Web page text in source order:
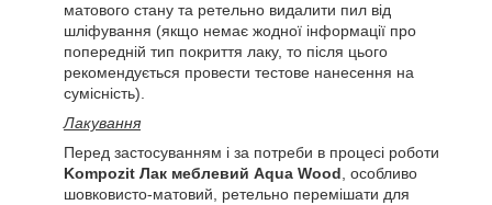
матового стану та ретельно видалити пил від
шліфування (якщо немає жодної інформації про
попередній тип покриття лаку, то після цього
рекомендується провести тестове нанесення на
сумісність).
Лакування
Перед застосуванням і за потреби в процесі роботи
Kompozit Лак меблевий Aqua Wood , особливо
шовковисто-матовий, ретельно перемішати для